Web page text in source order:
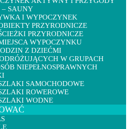
– SAUNY
I WYPOCZYNEK
PRZYRODNICZE
PRZYRODNICZE
WYPOCZYNKU
Z DZIEĆMI
W GRUPACH
NIEPEŁNOSPRAWNYCH
SAMOCHODOWE
ROWEROWE
WODNE